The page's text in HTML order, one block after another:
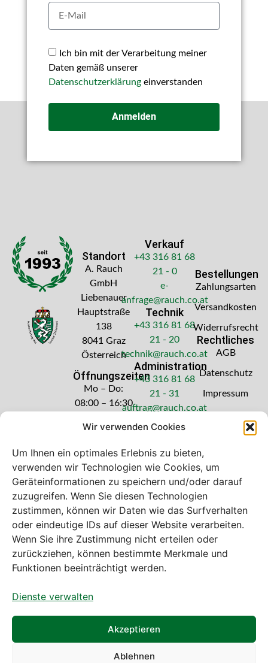
Wir verwenden Cookies
Um Ihnen ein optimales Erlebnis zu bieten,
verwenden wir Technologien wie Cookies, um
Geräteinformationen zu speichern und/oder darauf
zuzugreifen. Wenn Sie diesen Technologien
zustimmen, können wir Daten wie das Surfverhalten
oder eindeutige IDs auf dieser Website verarbeiten.
Wenn Sie ihre Zustimmung nicht erteilen oder
zurückziehen, können bestimmte Merkmale und
Funktionen beeinträchtigt werden.
Dienste verwalten
Akzeptieren
Ablehnen
Ich bin mit der Verarbeitung meiner
Daten gemäß unserer
Datenschutzerklärungeinverstanden
Anmelden
Standort
A. Rauch
GmbH
Liebenauer
Hauptstraße
138
8041 Graz
Österreich
Öffnungszeiten
Mo – Do:
08:00 – 16:30
Freitag: 08:00
Verkauf
+43 316 81 68
21 - 0
e-
anfrage@rauch.co.at
Technik
+43 316 81 68
21 - 20
technik@rauch.co.at
Administration
+43 316 81 68
21 - 31
auftrag@rauch.co.at
Bestellungen
Zahlungsarten
Versandkosten
Widerrufsrecht
Rechtliches
AGB
Datenschutz
Impressum
Bei diesem Webshop handelt es sich um
einen B2B-Webshop
A. Rauch GmbH – Ihr Experte aus Österreich für Waagen,
Eich- & Kalibrierservice, Sprühnebel-Zerstäubungstechnik
und Lebensmittelmaschinen.
Sämtliche Angebote der A. Rauch GmbH richten sich
gewerbliche Kunden, Institutionen, Kommunen usw. aus
Österreich, Deutschland und der Schweiz (weitere Länder
auf Anfrage).